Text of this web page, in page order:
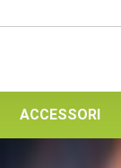
ACCESSORI